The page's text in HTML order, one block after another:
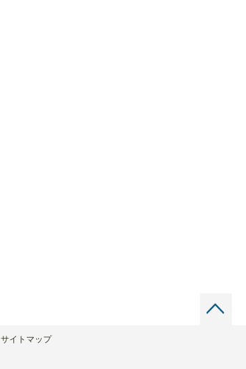
サイトマップ